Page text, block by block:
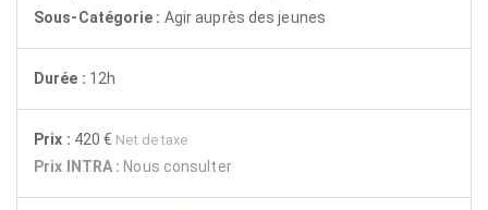
Sous-Catégorie : Agir auprès des jeunes
Durée : 12h
Prix : 420 € Net de taxe
Prix INTRA : Nous consulter